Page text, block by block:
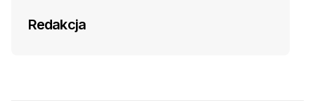
Redakcja